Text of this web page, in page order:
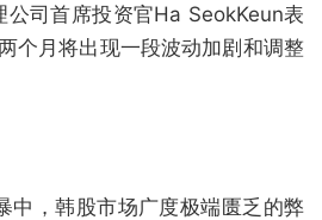
公司首席投资官Ha SeokKeun表
个月将出现一段波动加剧和调整
中，韩股市场广度极端匮乏的弊